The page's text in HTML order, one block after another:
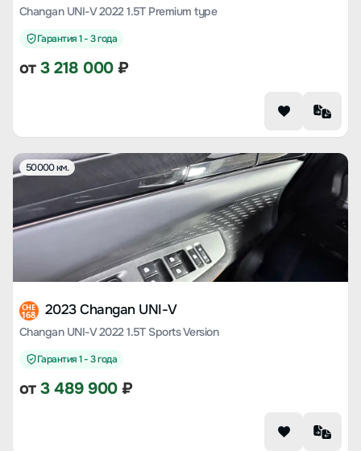
Changan UNI-V 2022 1.5T Premium type
Гарантия 1 - 3 года
от3 218 000₽
50000 км.
CHE
168 2023 Changan UNI-V
Changan UNI-V 2022 1.5T Sports Version
Гарантия 1 - 3 года
от3 489 900₽